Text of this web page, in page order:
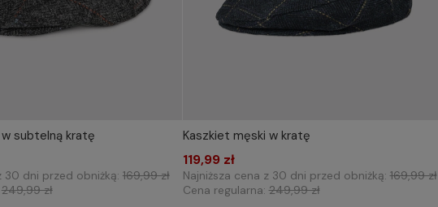
ROZMIAR DO KOSZYKA
subtelną kratę
30 dni przed obniżką: 169,99 zł
249,99 zł
WYBIERZ ROZMIAR DO KOSZYKA
Kaszkiet męski w kratę
119,99 zł
Najniższa cena z 30 dni przed obniżką:169,99 zł
Cena regularna:249,99 zł